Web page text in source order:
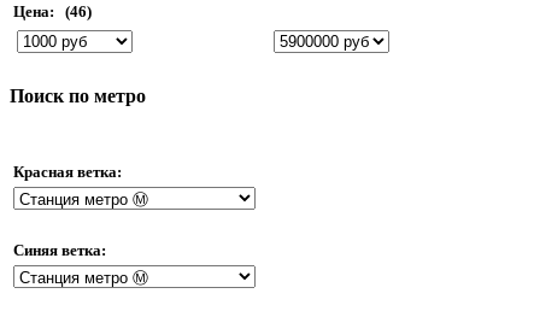
Цена: (46)
Поиск по метро
Красная ветка:
Синяя ветка: